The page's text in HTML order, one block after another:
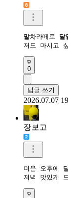
말차라떼로
저도 마시고
0
답글 쓰기
2026.07.07
장보고
더운 오후에
저녁 맛있게